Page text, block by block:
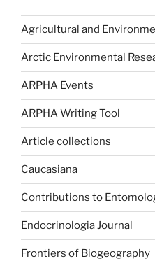
Agricultural and
Arctic Environmental
ARPHA Events
ARPHA Writing Tool
Article collections
Caucasiana
Contributions to
Endocrinologia Journal
Frontiers of Biogeography